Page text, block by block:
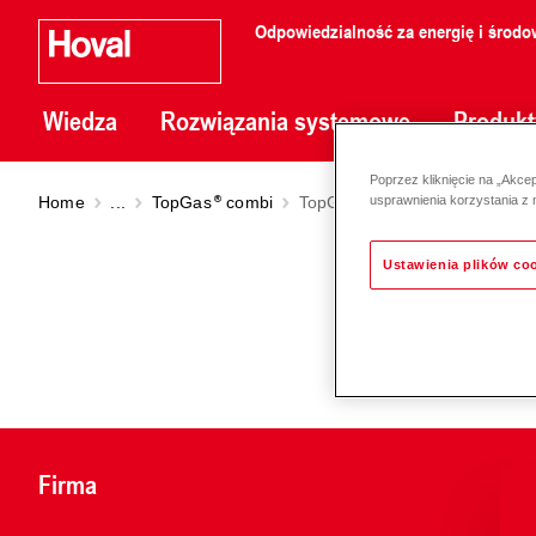
Odpowiedzialność za energię i
Wiedza Rozwiązania systemowe
Home TopGas combi TopGas combi (21/18 - 32/
Firma
Poprzez kliknięcie na
usprawnienia korzystania z
Ustawienia plików